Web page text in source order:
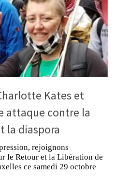
Kates et
attaque contre la
la diaspora
rejoignons
le Retour et la Libération de
ce samedi 29 octobre